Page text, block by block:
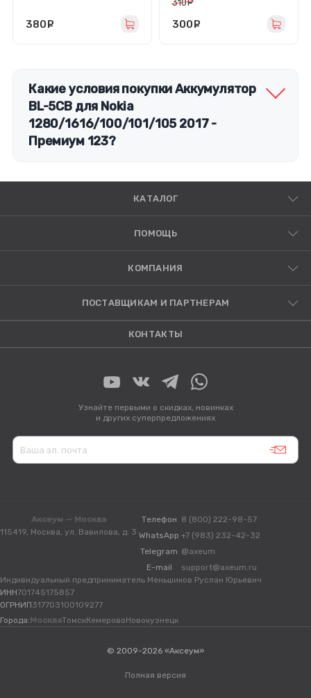
380
310
300
Какие условия покупки Аккумулятор
BL-5CB для Nokia
1280/1616/100/101/105 2017 -
Премиум 123?
КАТАЛОГ
ПОМОЩЬ
КОМПАНИЯ
ПОСТАВЩИКАМ И ПАРТНЕРАМ
КОНТАКТЫ
Узнайте первыми о скидках, новинках
и других суперпредложениях
Аксеум — Москва
115419, Москва, ул. Вавилова, д. 3
Телефон 8 (800) 222-98-57
WhatsApp +7 (983) 232-42-32
Telegram @axeum
E-mail
support@axeum.ru
Индивидуальный предприниматель Меньшиков Руслан Юрьевич
ИНН701745175857
ОГРНИП317703100109277
Города: МоскваТомскКемеровоНовокузнецк
© 2009-2026 «Аксеум»
Полная версия